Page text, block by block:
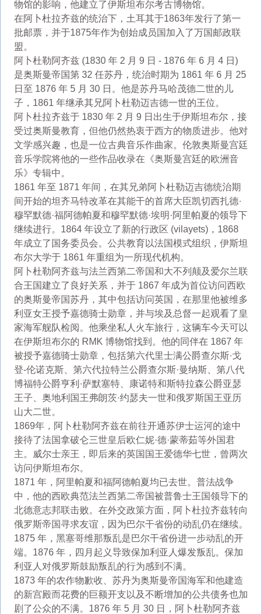
物馆的影响，他建立了伊斯坦布尔考古博物馆。
在阿卜杜拉齐兹的统治下，土耳其于1863年发行了第一
批邮票，并于1875年作为创始成员国加入了万国邮政联
盟。
阿卜杜勒阿齐兹 (1830 年 2 月 9 日 - 1876 年 6 月 4 日)
是奥斯曼帝国第 32 任苏丹，统治时期为 1861 年 6 月 25
日至 1876 年 5 月 30 日。他是苏丹马哈茂德二世的儿
子，1861 年继承其兄阿卜杜勒迈吉德一世的王位。
阿卜杜拉齐兹于 1830 年 2 月 9 日出生于伊斯坦布尔，接
受过奥斯曼教育，但他仍然热衷于西方的物质进步。他对
文学感兴趣，也是一位古典音乐作曲家。伦敦奥斯曼宫廷
音乐学院将他的一些作品收录在《奥斯曼宫廷的欧洲音
乐》专辑中。
1861 年至 1871 年间，在其兄弟阿卜杜勒迈吉德统治期
间开始的坦齐马特改革在其能干的首席大臣凯切西扎德·
穆罕默德·福阿德帕夏和穆罕默德·埃明·阿里帕夏的领导下
继续进行。1864 年设立了新的行政区 (vilayets)，1868
年成立了国务委员会。公共教育以法国模式组织，伊斯坦
布尔大学于 1861 年重组为一所现代机构。
阿卜杜勒阿齐兹与法兰西第二帝国和大不列颠及爱尔兰联
合王国建立了良好关系，并于 1867 年成为首位访问西欧
的奥斯曼帝国苏丹，其中包括访问英国，在那里他被维多
利亚女王授予嘉德骑士勋章，并与埃及总督一起观看了皇
家海军舰队检阅。他乘坐私人火车旅行，这辆车今天可以
在伊斯坦布尔的 RMK 博物馆找到。他的同伴在 1867 年
被授予嘉德骑士勋章，包括第六代里士满公爵查尔斯·戈
登-伦诺克斯、第六代拉特兰公爵查尔斯·曼纳斯、第八代
博福特公爵亨利·萨默塞特、康诺特和斯特拉森公爵亚瑟
王子、奥地利国王弗朗茨·约瑟夫一世和俄罗斯国王亚历
山大二世。
1869年，阿卜杜勒阿齐兹在前往开通苏伊士运河的途中
接待了法国拿破仑三世皇后欧仁妮·德·蒙蒂茹等外国君
主。威尔士亲王，即后来的英国国王爱德华七世，曾两次
访问伊斯坦布尔。
1871 年，阿里帕夏和福阿德帕夏均已去世。普法战争
中，他的西欧典范法兰西第二帝国被普鲁士王国领导下的
北德意志邦联击败。在外交政策方面，阿卜杜拉齐兹转向
俄罗斯帝国寻求友谊，因为巴尔干省份的动乱仍在继续。
1875 年，黑塞哥维那叛乱是巴尔干省份进一步动乱的开
端。1876 年，四月起义导致保加利亚人爆发叛乱。保加
利亚人对俄罗斯鼓励叛乱的行为感到不满。
1873 年的农作物歉收、苏丹为奥斯曼帝国海军和他建造
的新宫殿而花费的巨额开支以及不断增加的公共债务也加
剧了公众的不满。1876 年 5 月 30 日，阿卜杜勒阿齐兹